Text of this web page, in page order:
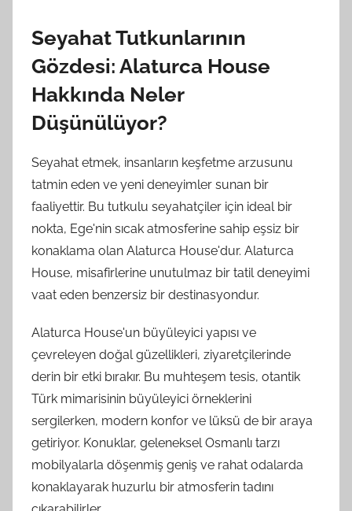
Seyahat Tutkunlarının
Gözdesi: Alaturca House
Hakkında Neler
Düşünülüyor?
Seyahat etmek, insanların keşfetme arzusunu
tatmin eden ve yeni deneyimler sunan bir
faaliyettir. Bu tutkulu seyahatçiler için ideal bir
nokta, Ege'nin sıcak atmosferine sahip eşsiz bir
konaklama olan Alaturca House'dur. Alaturca
House, misafirlerine unutulmaz bir tatil deneyimi
vaat eden benzersiz bir destinasyondur.
Alaturca House'un büyüleyici yapısı ve
çevreleyen doğal güzellikleri, ziyaretçilerinde
derin bir etki bırakır. Bu muhteşem tesis, otantik
Türk mimarisinin büyüleyici örneklerini
sergilerken, modern konfor ve lüksü de bir araya
getiriyor. Konuklar, geleneksel Osmanlı tarzı
mobilyalarla döşenmiş geniş ve rahat odalarda
konaklayarak huzurlu bir atmosferin tadını